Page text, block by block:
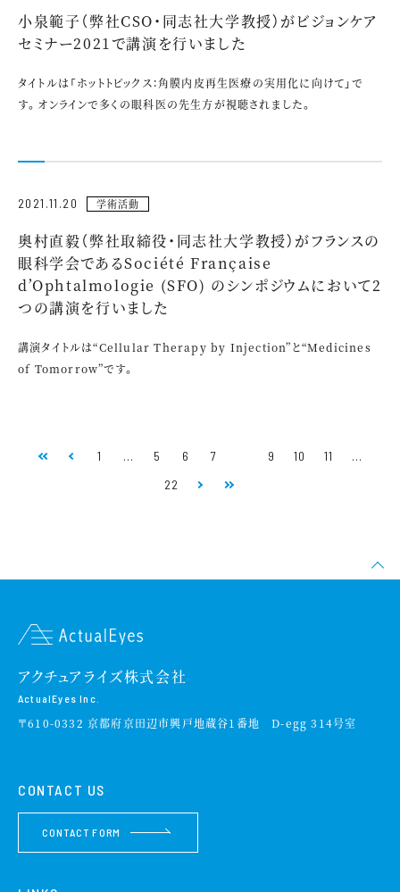
小泉範子（弊社CSO・同志社大学教授）がビジョンケア
セミナー2021で講演を行いました
タイトルは「ホットトピックス：角膜内皮再生医療の実用化に向けて」で
す。オンラインで多くの眼科医の先生方が視聴されました。
2021.11.20 学術活動
奥村直毅（弊社取締役・同志社大学教授）がフランスの
眼科学会であるSociété Française
d’Ophtalmologie (SFO) のシンポジウムにおいて2
つの講演を行いました
講演タイトルは“Cellular Therapy by Injection”と“Medicines
of Tomorrow”です。
1 … 5 6 7 9 10 11
…
22
アクチュアライズ株式会社
ActualEyes Inc.
〒610-0332 京都府京田辺市興戸地蔵谷1番地 D-egg 314号室
CONTACT US
CONTACT FORM